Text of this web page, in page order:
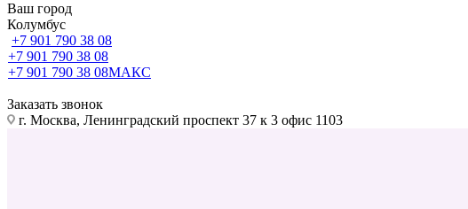
Ваш город
Колумбус
+7 901 790 38 08
+7 901 790 38 08
+7 901 790 38 08МАКС
Заказать звонок
г. Москва, Ленинградский проспект 37 к 3 офис 1103